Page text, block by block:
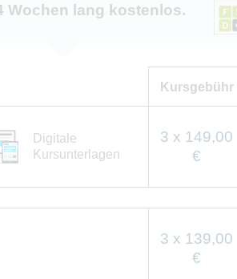
Wochen lang kostenlos.
Digitale
Kursunterlagen
Kursgebühr
3 x 149,00
€
3 x 139,00
€